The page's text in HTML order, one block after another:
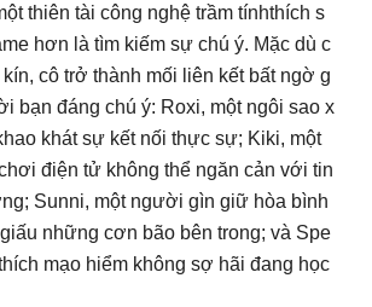
thiên tài công nghệ trầm tínhthích s
hơn là tìm kiếm sự chú ý. Mặc dù c
cô trở thành mối liên kết bất ngờ g
bạn đáng chú ý: Roxi, một ngôi sao x
khát sự kết nối thực sự; Kiki, một
điện tử không thể ngăn cản với tin
Sunni, một người gìn giữ hòa bình
những cơn bão bên trong; và Spe
mạo hiểm không sợ hãi đang học